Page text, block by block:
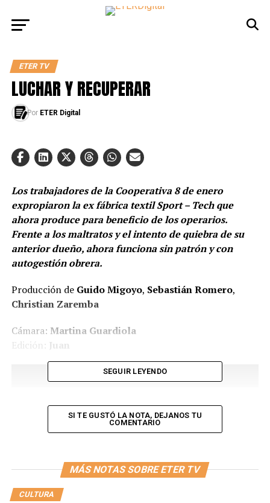
ETER TV
LUCHAR Y RECUPERAR
Por ETER Digital
Los trabajadores de la Cooperativa 8 de enero
expropiaron la ex fábrica textil Sport – Tech que
ahora produce para beneficio de los operarios.
Frente a los maltratos y el intento de quiebra de su
anterior dueño, ahora funciona sin patrón y con
autogestión obrera.
Producción de Guido Migoyo, Sebastián Romero,
Christian Zaremba
Cámara: Martina Guardiola
Edición: Juan
SEGUIR LEYENDO
SI TE GUSTÓ LA NOTA, DEJANOS TU
COMENTARIO
MÁS NOTAS SOBRE ETER TV
CULTURA